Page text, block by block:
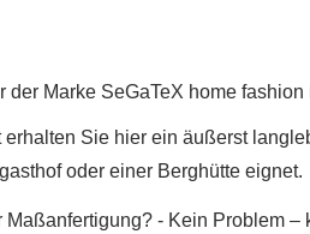
der Marke SeGaTeX home
Sie hier ein äußerst
oder einer Berghütte eignet.
- Kein Problem